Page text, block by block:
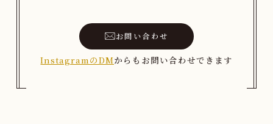
お問い合わせ
InstagramのDMからもお問い合わせできます